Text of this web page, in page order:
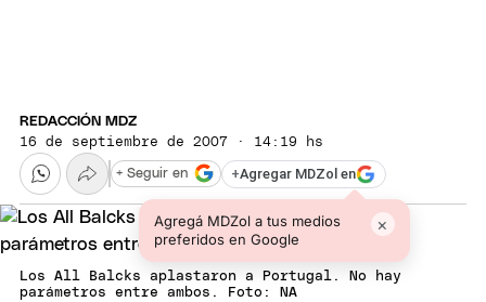
REDACCIÓN MDZ
16 de septiembre de 2007 · 14:19 hs
+Agregar MDZol en
Agregá MDZol a tus medios
preferidos en Google
×
+ Seguir en
Los All Balcks aplastaron a Portugal. No hay
parámetros entre ambos. Foto: NA